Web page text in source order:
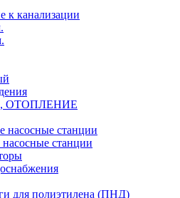
к канализации
ОТОПЛЕНИЕ
насосные станции
станции
для полиэтилена (ПНД)